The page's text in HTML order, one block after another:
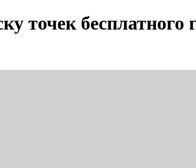
точек бесплатного